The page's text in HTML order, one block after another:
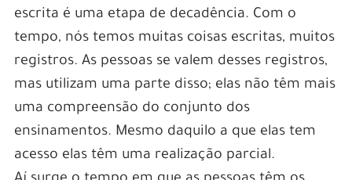
escrita é uma etapa de decadência. Com o
tempo, nós temos muitas coisas escritas, muitos
registros. As pessoas se valem desses registros,
mas utilizam uma parte disso; elas não têm mais
uma compreensão do conjunto dos
ensinamentos. Mesmo daquilo a que elas tem
acesso elas têm uma realização parcial.